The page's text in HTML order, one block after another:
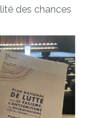
des chances